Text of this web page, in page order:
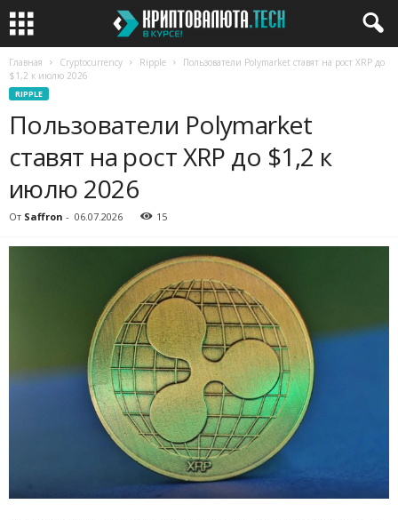
Главная Cryptocurrency Ripple
Пользователи Polymarket ставят на рост XRP до
$1,2 к июлю 2026
RIPPLE
Пользователи Polymarket
ставят на рост XRP до $1,2 к
июлю 2026
От Saffron - 06.07.2026 15